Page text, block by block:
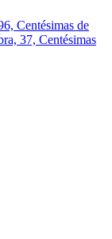
Centésimas de
37, Centésimas